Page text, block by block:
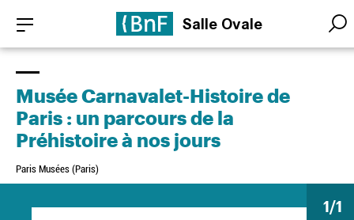
contenu
principal
Salle Ovale
1/1
Musée Carnavalet-Histoire de
Paris : un parcours de la
Préhistoire à nos jours
Paris Musées (Paris)
Panneau de gestion des cookies